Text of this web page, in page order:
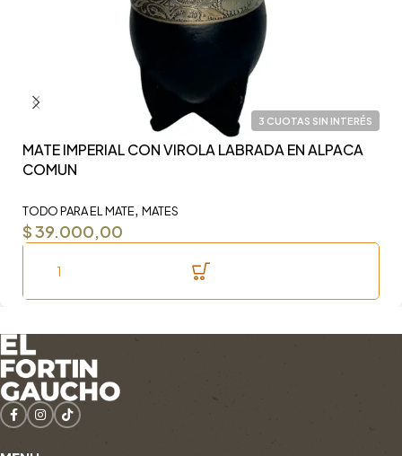
3 CUOTAS SIN INTERÉS
MATE IMPERIAL CON VIROLA LABRADA EN ALPACA
COMUN
TODO PARA EL MATE, MATES
$39.000,00